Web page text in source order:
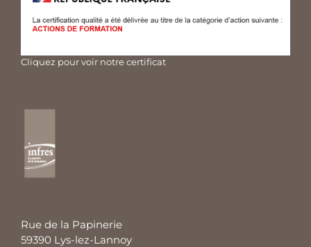
Cliquez pour voir notre certificat
Rue de la Papinerie
59390 Lys-lez-Lannoy